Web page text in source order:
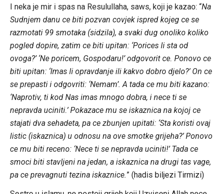
I neka je mir i spas na Resulullaha, saws, koji je kazao: “Na
Sudnjem danu ce biti pozvan covjek ispred kojeg ce se
razmotati 99 smotaka (sidzila), a svaki dug onoliko koliko
pogled dopire, zatim ce biti upitan: ‘Porices li sta od
ovoga?’ ‘Ne poricem, Gospodaru!’ odgovorit ce. Ponovo ce
biti upitan: ‘Imas li opravdanje ili kakvo dobro djelo?’ On ce
se prepasti i odgovriti: ‘Nemam’. A tada ce mu biti kazano:
‘Naprotiv, ti kod Nas imas mnogo dobra, i nece ti se
nepravda uciniti.’ Pokazace mu se iskaznica na kojoj ce
stajati dva sehadeta, pa ce zbunjen upitati: ‘Sta koristi ovaj
listic (iskaznica) u odnosu na ove smotke grijeha?’ Ponovo
ce mu biti receno: ‘Nece ti se nepravda uciniti!’ Tada ce
smoci biti stavljeni na jedan, a iskaznica na drugi tas vage,
pa ce prevagnuti tezina iskaznice.” (hadis biljezi Tirmizi)